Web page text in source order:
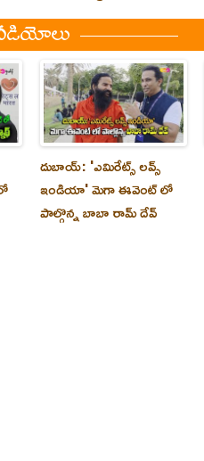
దుబాయ్‌: 'ఎమిరేట్స్ లవ్స్
ఇండియా' మెగా ఈవెంట్ లో
పాల్గొన్న బాబా రామ్ దేవ్